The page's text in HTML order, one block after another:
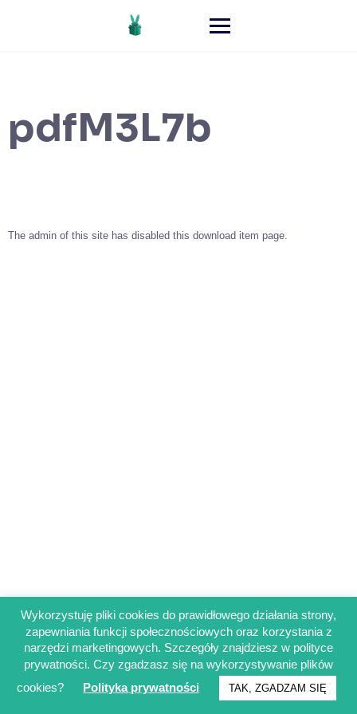
pdfM3L7b
The admin of this site has disabled this download item page.
Regulamin sklepu
Polityka prywatności
Obowiązek informacyjny RODO
© Francuskinotesik.pl 2025
Wykorzystuję pliki cookies do prawidłowego działania strony,
zapewniania funkcji społecznościowych oraz korzystania z
narzędzi marketingowych. Szczegóły znajdziesz w polityce
prywatności. Czy zgadzasz się na wykorzystywanie plików
cookies?
Polityka prywatności TAK, ZGADZAM SIĘ